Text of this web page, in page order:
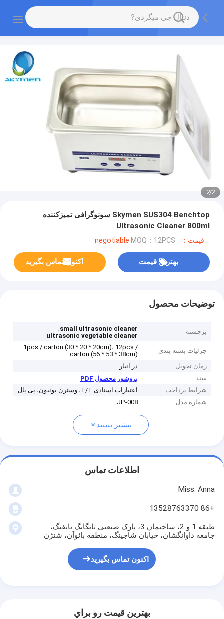
2
/
2
Skymen SUS304 Benchtop سونوگرافی تمیزکننده
Ultrasonic Cleaner 800ml
قیمت：negotiable MOQ：12PCS
بهترین قیمت اکنون تماس بگیرید
توضیحات محصول
برجسته small ultrasonic cleaner
,
ultrasonic vegetable cleaner
جزئیات بسته بندی
1pcs / carton (30 * 20 * 20cm)، 12pcs /
carton (56 * 53 * 38cm)
زمان تحویل
در انبار
سند
بروشور محصول PDF
شرایط پرداخت
اعتبارات اسنادی T/T، وسترن یونیون، پی پال
شماره مدل
JP-008
بیشتر ببینید
اطلاعات تماس
Miss. Anna
+86 13528763370
طبقه 1 و 2، ساختمان 3، پارک صنعتی تانگانگ تایفنگ،
جامعه داوانگشان، خیابان شاجینگ، منطقه بائوآن، شنژن
اکنون تماس بگیرید
بهترين قيمت رو براي